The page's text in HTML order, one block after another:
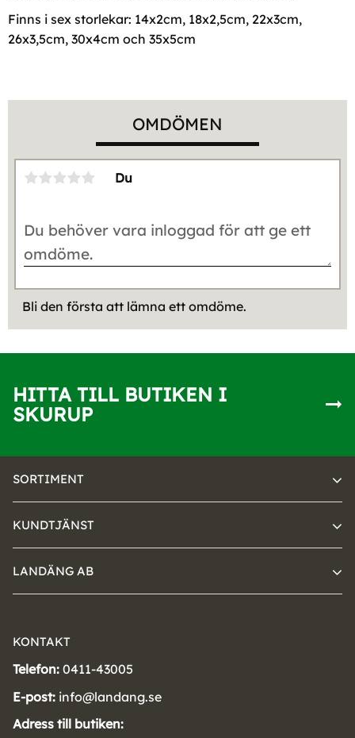
Finns i sex storlekar: 14x2cm, 18x2,5cm, 22x3cm,
26x3,5cm, 30x4cm och 35x5cm
OMDÖMEN
Du
Bli den första att lämna ett omdöme.
HITTA TILL BUTIKEN I
SKURUP
SORTIMENT
KUNDTJÄNST
LANDÄNG AB
KONTAKT
Telefon: 0411-43005
E-post: info@landang.se
Adress till butiken: